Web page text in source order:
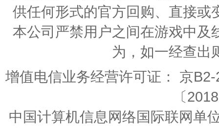
供任何形式的官方回购、直接或
本公司严禁用户之间在游戏中及
为，如一经查出
增值电信业务经营许可证： 京
〔
中国计算机信息网络国际联网单